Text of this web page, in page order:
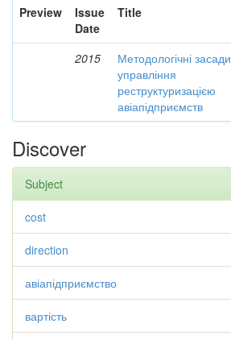
Preview
Issue
Date
Title
2015
Методологічні засади
управління
реструктуризацією
авіапідприємств
Discover
Subject
cost
direction
авіапідприємство
вартість